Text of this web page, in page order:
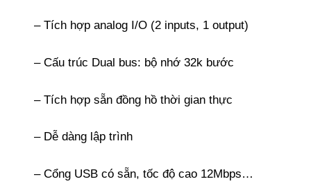
– Tích hợp analog I/O (2 inputs, 1 output)
– Cấu trúc Dual bus: bộ nhớ 32k bước
– Tích hợp sẵn đồng hồ thời gian thực
– Dễ dàng lập trình
– Cổng USB có sẵn, tốc độ cao 12Mbps…